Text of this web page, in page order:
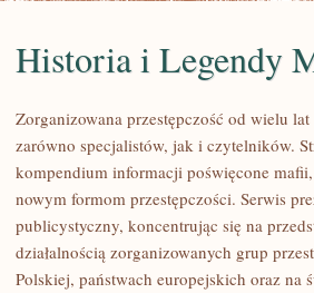
HISTORIA
Historia i Legendy
Zorganizowana przestępczość od wielu
zarówno specjalistów, jak i czytelników.
kompendium informacji poświęcone
nowym formom przestępczości. Serwis
publicystyczny, koncentrując się na
działalnością zorganizowanych grup
Polskiej, państwach europejskich oraz na